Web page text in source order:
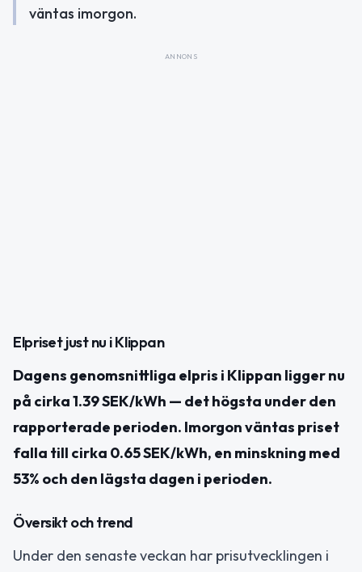
väntas imorgon.
ANNONS
Elpriset just nu i Klippan
Dagens genomsnittliga elpris i Klippan ligger nu
på cirka 1.39 SEK/kWh — det högsta under den
rapporterade perioden. Imorgon väntas priset
falla till cirka 0.65 SEK/kWh, en minskning med
53% och den lägsta dagen i perioden.
Översikt och trend
Under den senaste veckan har prisutvecklingen i